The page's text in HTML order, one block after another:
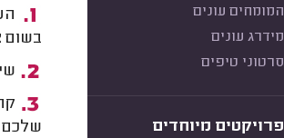
המומחים עונים
מידרג עונים
סרטוני טיפים
פרויקטים מיוחדים
בשום
שלכם